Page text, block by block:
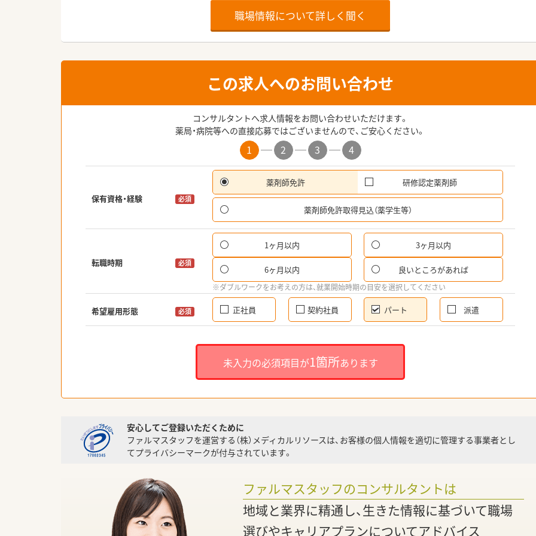
職場情報について詳しく聞く
この求人へのお問い合わせ
コンサルタントへ求人情報をお問い合わせいただけます。
薬局・病院等への直接応募ではございませんので、ご安心ください。
1 2 3 4
保有資格・経験 必須
薬剤師免許 研修認定薬剤師
薬剤師免許取得見込（薬学生等）
転職時期 必須
1ヶ月以内 3ヶ月以内
6ヶ月以内 良いところがあれば
※ダブルワークをお考えの方は、就業開始時期の目安を選択してください
希望雇用形態 必須 正社員 契約社員 パート 派遣
未入力の必須項目が1箇所あります
安心してご登録いただくために
ファルマスタッフを運営する（株）メディカルリソースは、お客様の個人情報を適切に管理する事業者とし
てプライバシーマークが付与されています。
ファルマスタッフのコンサルタントは
地域と業界に精通し、生きた情報に基づいて職場
選びやキャリアプランについてアドバイス